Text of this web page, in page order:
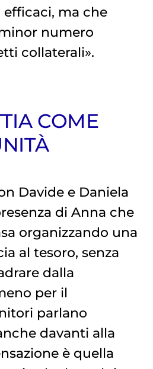
ma che
numero
collaterali».
COME
Davide e Daniela
di Anna che
organizzando una
al tesoro, senza
dalla
per il
parlano
davanti alla
è quella